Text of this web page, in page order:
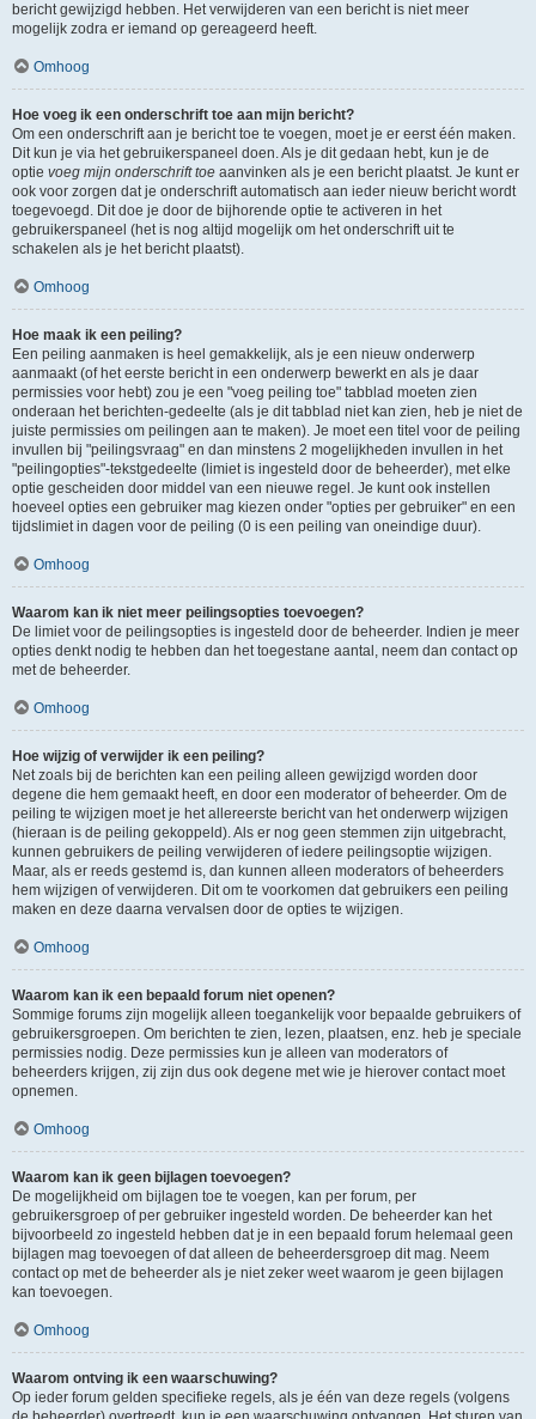
bericht gewijzigd hebben. Het verwijderen van een bericht is niet meer
mogelijk zodra er iemand op gereageerd heeft.
Omhoog
Hoe voeg ik een onderschrift toe aan mijn bericht?
Om een onderschrift aan je bericht toe te voegen, moet je er eerst één maken.
Dit kun je via het gebruikerspaneel doen. Als je dit gedaan hebt, kun je de
optie voeg mijn onderschrift toe aanvinken als je een bericht plaatst. Je kunt er
ook voor zorgen dat je onderschrift automatisch aan ieder nieuw bericht wordt
toegevoegd. Dit doe je door de bijhorende optie te activeren in het
gebruikerspaneel (het is nog altijd mogelijk om het onderschrift uit te
schakelen als je het bericht plaatst).
Omhoog
Hoe maak ik een peiling?
Een peiling aanmaken is heel gemakkelijk, als je een nieuw onderwerp
aanmaakt (of het eerste bericht in een onderwerp bewerkt en als je daar
permissies voor hebt) zou je een "voeg peiling toe" tabblad moeten zien
onderaan het berichten-gedeelte (als je dit tabblad niet kan zien, heb je niet de
juiste permissies om peilingen aan te maken). Je moet een titel voor de peiling
invullen bij "peilingsvraag" en dan minstens 2 mogelijkheden invullen in het
"peilingopties"-tekstgedeelte (limiet is ingesteld door de beheerder), met elke
optie gescheiden door middel van een nieuwe regel. Je kunt ook instellen
hoeveel opties een gebruiker mag kiezen onder "opties per gebruiker" en een
tijdslimiet in dagen voor de peiling (0 is een peiling van oneindige duur).
Omhoog
Waarom kan ik niet meer peilingsopties toevoegen?
De limiet voor de peilingsopties is ingesteld door de beheerder. Indien je meer
opties denkt nodig te hebben dan het toegestane aantal, neem dan contact op
met de beheerder.
Omhoog
Hoe wijzig of verwijder ik een peiling?
Net zoals bij de berichten kan een peiling alleen gewijzigd worden door
degene die hem gemaakt heeft, en door een moderator of beheerder. Om de
peiling te wijzigen moet je het allereerste bericht van het onderwerp wijzigen
(hieraan is de peiling gekoppeld). Als er nog geen stemmen zijn uitgebracht,
kunnen gebruikers de peiling verwijderen of iedere peilingsoptie wijzigen.
Maar, als er reeds gestemd is, dan kunnen alleen moderators of beheerders
hem wijzigen of verwijderen. Dit om te voorkomen dat gebruikers een peiling
maken en deze daarna vervalsen door de opties te wijzigen.
Omhoog
Waarom kan ik een bepaald forum niet openen?
Sommige forums zijn mogelijk alleen toegankelijk voor bepaalde gebruikers of
gebruikersgroepen. Om berichten te zien, lezen, plaatsen, enz. heb je speciale
permissies nodig. Deze permissies kun je alleen van moderators of
beheerders krijgen, zij zijn dus ook degene met wie je hierover contact moet
opnemen.
Omhoog
Waarom kan ik geen bijlagen toevoegen?
De mogelijkheid om bijlagen toe te voegen, kan per forum, per
gebruikersgroep of per gebruiker ingesteld worden. De beheerder kan het
bijvoorbeeld zo ingesteld hebben dat je in een bepaald forum helemaal geen
bijlagen mag toevoegen of dat alleen de beheerdersgroep dit mag. Neem
contact op met de beheerder als je niet zeker weet waarom je geen bijlagen
kan toevoegen.
Omhoog
Waarom ontving ik een waarschuwing?
Op ieder forum gelden specifieke regels, als je één van deze regels (volgens